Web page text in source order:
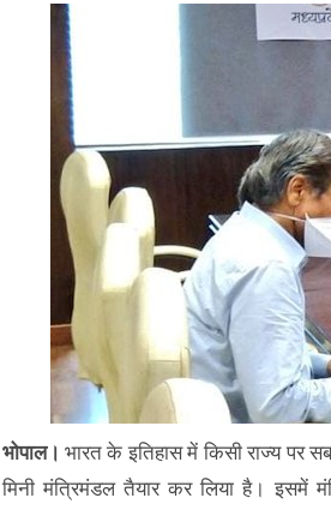
भोपाल। भारत के इतिहास में किसी राज्य पर
मिनी मंत्रिमंडल तैयार कर लिया है। इसमें